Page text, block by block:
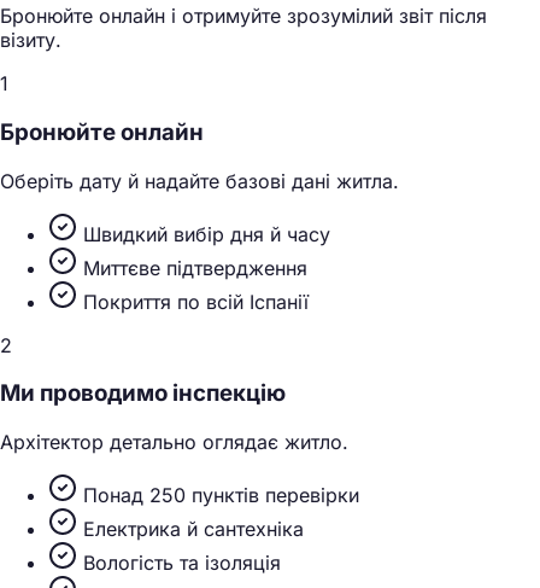
Бронюйте онлайн і отримуйте зрозумілий звіт після
візиту.
1
Бронюйте онлайн
Оберіть дату й надайте базові дані житла.
Швидкий вибір дня й часу
Миттєве підтвердження
Покриття по всій Іспанії
2
Ми проводимо інспекцію
Архітектор детально оглядає житло.
Понад 250 пунктів перевірки
Електрика й сантехніка
Вологість та ізоляція